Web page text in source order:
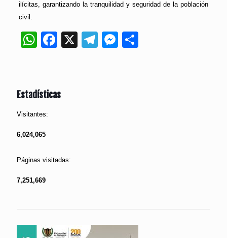
ilícitas, garantizando la tranquilidad y seguridad de la población
civil.
WhatsApp
Facebook
X Telegram
Messenger
Estadísticas
Visitantes:
6,024,065
Páginas visitadas:
7,251,669